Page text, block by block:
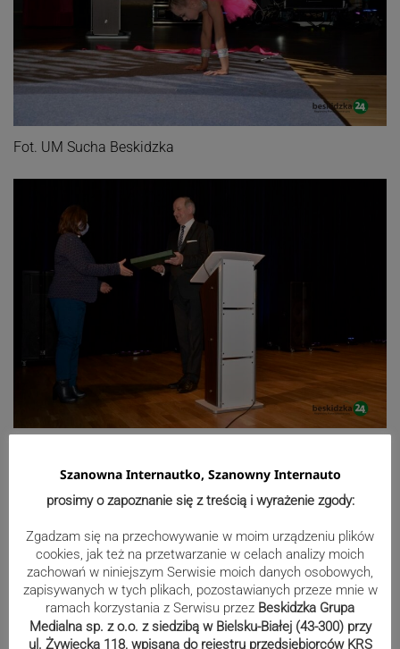
Fot. UM Sucha Beskidzka
Szanowna Internautko, Szanowny Internauto
prosimy o zapoznanie się z treścią i wyrażenie zgody:
Zgadzam się na przechowywanie w moim urządzeniu plików
cookies, jak też na przetwarzanie w celach analizy moich
zachowań w niniejszym Serwisie moich danych osobowych,
zapisywanych w tych plikach, pozostawianych przeze mnie w
ramach korzystania z Serwisu przez Beskidzka Grupa
Medialna sp. z o.o. z siedzibą w Bielsku-Białej (43-300) przy
ul. Żywiecka 118, wpisana do rejestru przedsiębiorców KRS